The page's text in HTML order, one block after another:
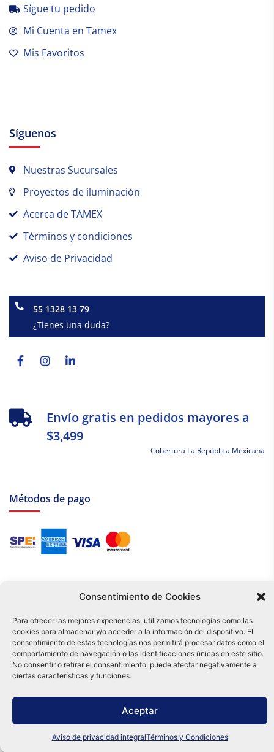
Consentimiento de Cookies
Para ofrecer las mejores experiencias, utilizamos tecnologías como las
cookies para almacenar y/o acceder a la información del dispositivo. El
consentimiento de estas tecnologías nos permitirá procesar datos como el
comportamiento de navegación o las identificaciones únicas en este sitio.
No consentir o retirar el consentimiento, puede afectar negativamente a
ciertas características y funciones.
Aceptar
Aviso de privacidad integralTérminos y Condiciones
Sígue tu pedido
Mi Cuenta en Tamex
Mis Favoritos
Síguenos
Nuestras Sucursales
Proyectos de iluminación
Acerca de TAMEX
Términos y condiciones
Aviso de Privacidad
55 1328 13 79
¿Tienes una duda?
f
Envío gratis en pedidos mayores a
$3,499
Cobertura La República Mexicana
Métodos de pago
Tu compra es respaldada por nuestro certificado SSL y operada bajo las
mejores prácticas de seguridad.
Distribuidora Tamex - México
e-commerce